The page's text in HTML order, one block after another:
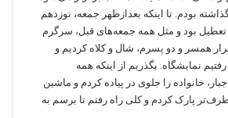
بودم. تا اینکه بعدازظهر جمعه، نوزدهم
تعطیل بود و مثل همه جمعه‌های قبل، سرگرم
همسر و دو پسرم، شال و کلاه کردیم و
نمایشگاه. بگذریم از اینکه همه
خانواده را جلوی در پیاده کردم و ماشین
پارک کردم و کلی راه رفتم تا برسم به